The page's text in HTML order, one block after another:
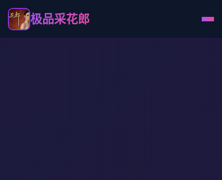
极品采花郎